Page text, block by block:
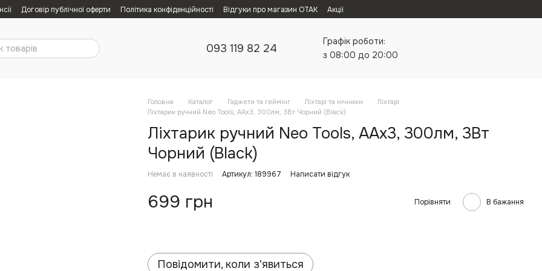
Договір публічної оферти Політика конфіденційності Відгуки про магазин ОТАК Акції
093 119 82 24
Графік роботи:
з 08:00 до 20:00
Головна Каталог Гаджети та геймінг Ліхтарі та нічники
Ліхтарі
Ліхтарик ручний Neo Tools, AAх3, 300лм, 3Вт Чорний (Black)
Ліхтарик ручний Neo Tools, AAх3, 300лм, 3Вт
Чорний (Black)
Немає в наявності Артикул: 189967 Написати відгук
699 грн Порівняти В бажання
Повідомити, коли з'явиться